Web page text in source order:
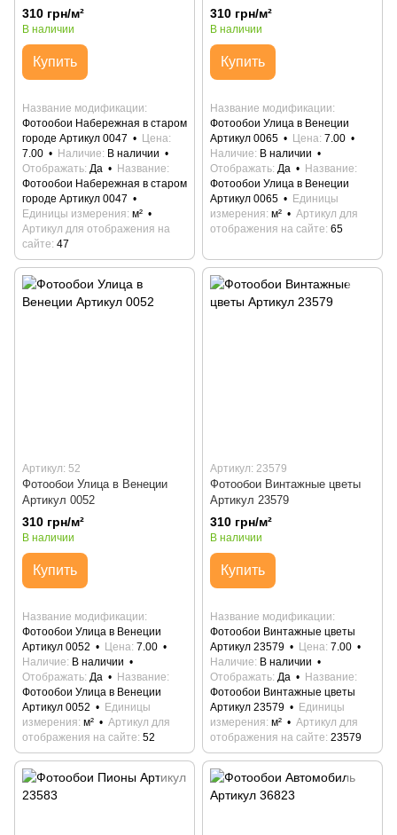
310 грн/м²
В наличии
Купить
Название модификации
Фотообои Набережная в старом
городе Артикул 0047
Цена
7.00
Наличие
В наличии
Отображать Да
Название
Фотообои Набережная в старом
городе Артикул 0047
Единицы измерения м²
Артикул для отображения на
сайте 47
310 грн/м²
В наличии
Купить
Название модификации
Фотообои Улица в Венеции
Артикул 0065
Цена 7.00
Наличие
В наличии
Отображать Да
Название
Фотообои Улица в Венеции
Артикул 0065
Единицы
измерения м²
Артикул для
отображения на сайте 65
Артикул: 52
Фотообои Улица в Венеции
Артикул 0052
310 грн/м²
В наличии
Купить
Название модификации
Фотообои Улица в Венеции
Артикул 0052
Цена 7.00
Наличие
В наличии
Отображать Да
Название
Фотообои Улица в Венеции
Артикул 0052
Единицы
измерения м²
Артикул для
отображения на сайте 52
Артикул: 23579
Фотообои Винтажные цветы
Артикул 23579
310 грн/м²
В наличии
Купить
Название модификации
Фотообои Винтажные цветы
Артикул 23579
Цена 7.00
Наличие
В наличии
Отображать Да
Название
Фотообои Винтажные цветы
Артикул 23579
Единицы
измерения м²
Артикул для
отображения на сайте 23579